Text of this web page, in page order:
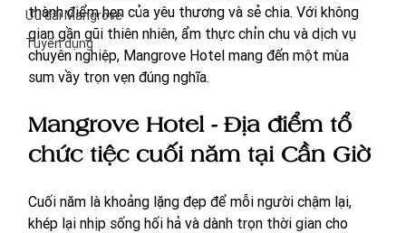
Ưu đãi Mangrove
Tuyển dụng
thành điểm hẹn của yêu thương và sẻ chia. Với không
gian gần gũi thiên nhiên, ẩm thực chỉn chu và dịch vụ
chuyên nghiệp, Mangrove Hotel mang đến một mùa
sum vầy trọn vẹn đúng nghĩa.
Mangrove Hotel - Địa điểm tổ
chức tiệc cuối năm tại Cần Giờ
Cuối năm là khoảng lặng đẹp để mỗi người chậm lại,
khép lại nhịp sống hối hả và dành trọn thời gian cho